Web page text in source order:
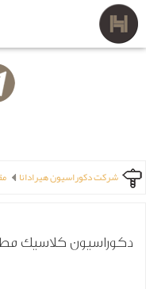
شرکت دکوراسیون هیرادانا
دکوراسیون کلاسیک